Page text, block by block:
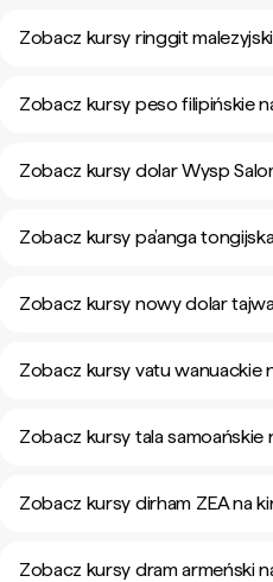
Zobacz kursy ringgit
Zobacz kursy peso filipińskie
Zobacz kursy dolar Wysp
Zobacz kursy pa’anga
Zobacz kursy nowy dolar
Zobacz kursy vatu wanuackie
Zobacz kursy tala samoańskie
Zobacz kursy dirham ZEA na
Zobacz kursy dram armeński